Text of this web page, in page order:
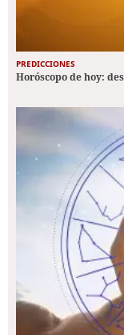
PREDICCIONES
Horóscopo de hoy: